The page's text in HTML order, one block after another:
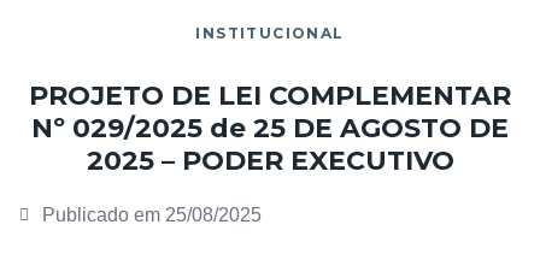
INSTITUCIONAL
PROJETO DE LEI COMPLEMENTAR
Nº 029/2025 de 25 DE AGOSTO DE
2025 – PODER EXECUTIVO
Publicado em 25/08/2025